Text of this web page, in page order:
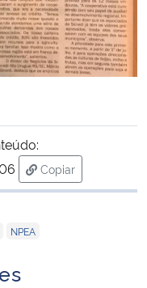
Copiar
para área de
NPEA